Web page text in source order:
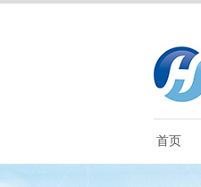
首页